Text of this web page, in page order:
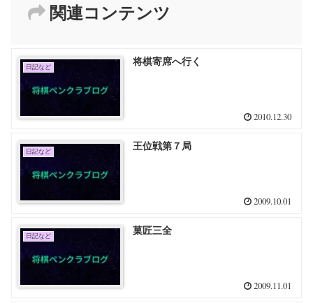
関連コンテンツ
日記など 将棋寄席へ行く
2010.12.30
日記など 王位戦第７局
2009.10.01
日記など 菓匠三全
2009.11.01